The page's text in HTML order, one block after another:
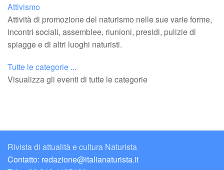
Attivismo
Attività di promozione del naturismo nelle sue varie forme,
incontri sociali, assemblee, riunioni, presidi, pulizie di
spiagge e di altri luoghi naturisti.
Tutte le categorie ...
Visualizza gli eventi di tutte le categorie
Rivista di attualità e cultura Naturista
Contatto: redazione@italianaturista.it